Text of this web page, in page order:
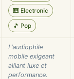
🎹 Electronic
🎵 Pop
L'audiophile
mobile exigeant
alliant luxe et
performance.